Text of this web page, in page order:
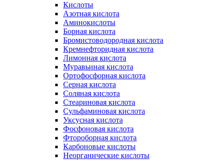
Кислоты
Азотная кислота
Аминокислоты
Борная кислота
Бромистоводородная кислота
Кремнефторидная кислота
Лимонная кислота
Муравьиная кислота
Ортофосфорная кислота
Серная кислота
Соляная кислота
Стеариновая кислота
Сульфаминовая кислота
Уксусная кислота
Фосфоновая кислота
Фтороборная кислота
Карбоновые кислоты
Неорганические кислоты